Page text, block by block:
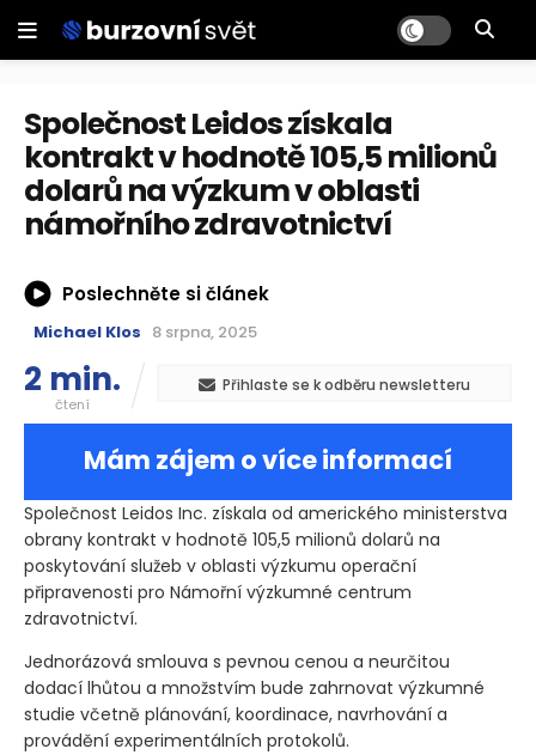
Společnost Leidos získala
kontrakt v hodnotě 105,5 milionů
dolarů na výzkum v oblasti
námořního zdravotnictví
Poslechněte si článek
Michael Klos 8 srpna, 2025
2 min.
čtení
Přihlaste se k odběru newsletteru
Mám zájem o více informací
Společnost Leidos Inc. získala od amerického ministerstva
obrany kontrakt v hodnotě 105,5 milionů dolarů na
poskytování služeb v oblasti výzkumu operační
připravenosti pro Námořní výzkumné centrum
zdravotnictví.
Jednorázová smlouva s pevnou cenou a neurčitou
dodací lhůtou a množstvím bude zahrnovat výzkumné
studie včetně plánování, koordinace, navrhování a
provádění experimentálních protokolů.